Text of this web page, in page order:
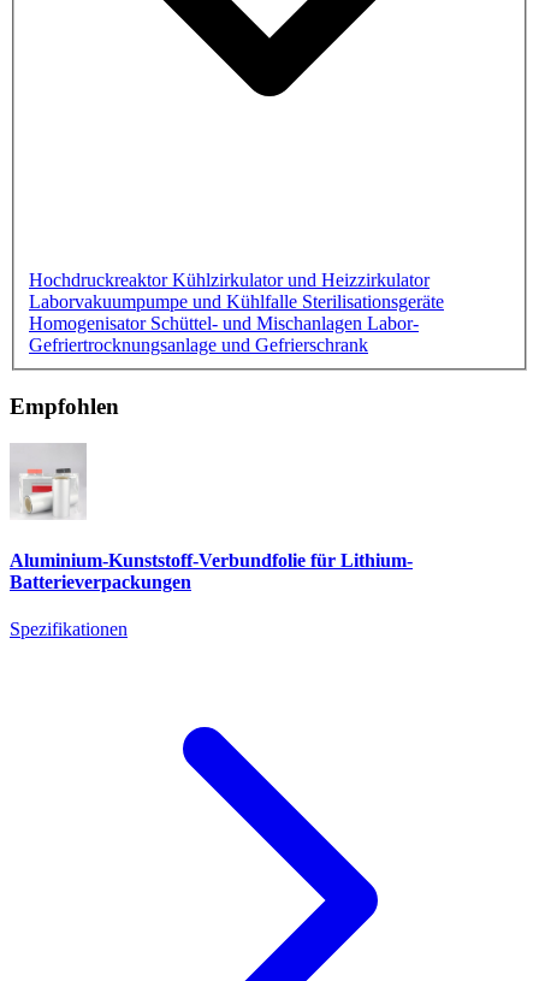
HochdruckreaktorKühlzirkulator und Heizzirkulator
Laborvakuumpumpe und Kühlfalle Sterilisationsgeräte
Homogenisator Schüttel- und Mischanlagen Labor-
Gefriertrocknungsanlage und Gefrierschrank
Empfohlen
Aluminium-Kunststoff-Verbundfolie für Lithium-
Batterieverpackungen
Spezifikationen